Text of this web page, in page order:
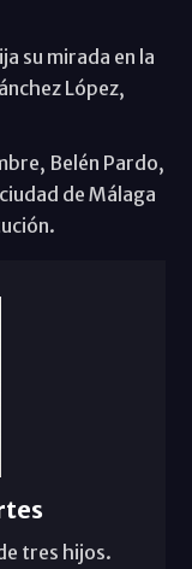
su mirada en la
López,
Belén Pardo,
de Málaga
tres hijos.